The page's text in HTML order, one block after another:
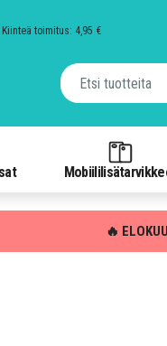
Kiinteä toimitus: 4,95 €
🔥